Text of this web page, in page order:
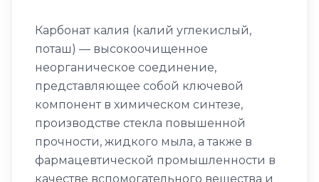
Карбонат калия (калий углекислый,
поташ) — высокоочищенное
неорганическое соединение,
представляющее собой ключевой
компонент в химическом синтезе,
производстве стекла повышенной
прочности, жидкого мыла, а также в
фармацевтической промышленности в
качестве вспомогательного вещества и